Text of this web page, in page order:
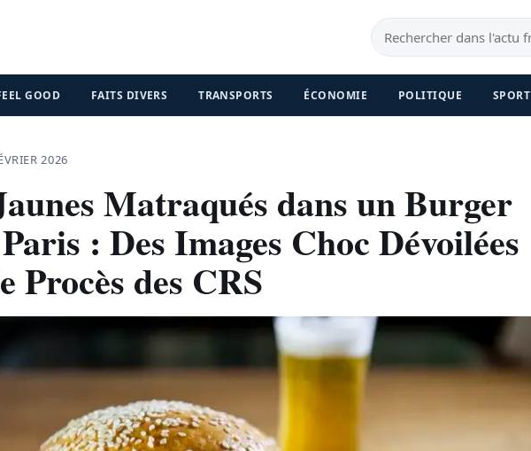
GOOD FAITS DIVERS TRANSPORTS ÉCONOMIE POLITIQUE SPORT
2026
Matraqués dans un Burger
: Des Images Choc Dévoilées
Procès des CRS